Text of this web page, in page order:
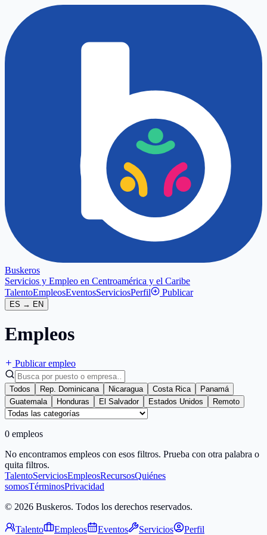
Buskeros
Servicios y Empleo en Centroamérica y el Caribe
TalentoEmpleosEventosServiciosPerfil Publicar
ES → EN
Empleos
Publicar empleo
Todos Rep. Dominicana Nicaragua Costa Rica
Panamá
Guatemala
Honduras El Salvador Estados Unidos Remoto
0 empleos
No encontramos empleos con esos filtros. Prueba con otra palabra o
quita filtros.
TalentoServiciosEmpleosRecursosQuiénes
somosTérminosPrivacidad
© 2026 Buskeros. Todos los derechos reservados.
Talento Empleos Eventos Servicios Perfil